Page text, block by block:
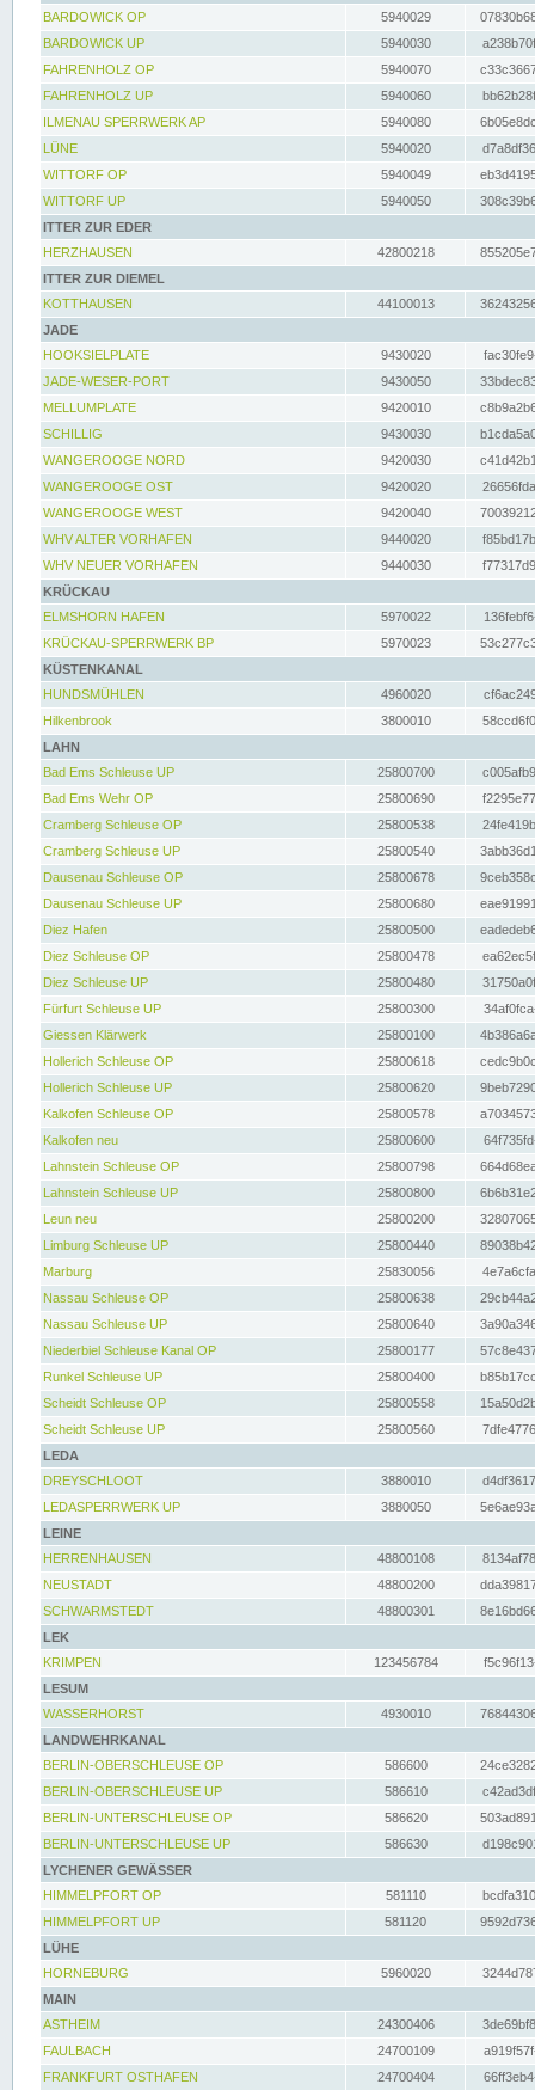
BARDOWICK OP
5940029
BARDOWICK UP
5940030
FAHRENHOLZ OP
5940070
FAHRENHOLZ UP
5940060
ILMENAU SPERRWERK AP
5940080
LÜNE
5940020
WITTORF OP
5940049
WITTORF UP
5940050
ITTER ZUR EDER
HERZHAUSEN
42800218
ITTER ZUR DIEMEL
KOTTHAUSEN
44100013
JADE
HOOKSIELPLATE
9430020
JADE-WESER-PORT
9430050
MELLUMPLATE
9420010
SCHILLIG
9430030
WANGEROOGE NORD
9420030
WANGEROOGE OST
9420020
WANGEROOGE WEST
9420040
WHV ALTER VORHAFEN
9440020
WHV NEUER VORHAFEN
9440030
KRÜCKAU
ELMSHORN HAFEN
5970022
KRÜCKAU-SPERRWERK BP
5970023
KÜSTENKANAL
HUNDSMÜHLEN
4960020
Hilkenbrook
3800010
LAHN
Bad Ems Schleuse UP
25800700
Bad Ems Wehr OP
25800690
Cramberg Schleuse OP
25800538
Cramberg Schleuse UP
25800540
Dausenau Schleuse OP
25800678
Dausenau Schleuse UP
25800680
Diez Hafen
25800500
Diez Schleuse OP
25800478
Diez Schleuse UP
25800480
Fürfurt Schleuse UP
25800300
Giessen Klärwerk
25800100
Hollerich Schleuse OP
25800618
Hollerich Schleuse UP
25800620
Kalkofen Schleuse OP
25800578
Kalkofen neu
25800600
Lahnstein Schleuse OP
25800798
Lahnstein Schleuse UP
25800800
Leun neu
25800200
Limburg Schleuse UP
25800440
Marburg
25830056
Nassau Schleuse OP
25800638
Nassau Schleuse UP
25800640
Niederbiel Schleuse Kanal OP
25800177
Runkel Schleuse UP
25800400
Scheidt Schleuse OP
25800558
Scheidt Schleuse UP
25800560
LEDA
DREYSCHLOOT
3880010
LEDASPERRWERK UP
3880050
LEINE
HERRENHAUSEN
48800108
NEUSTADT
48800200
SCHWARMSTEDT
48800301
LEK
KRIMPEN
123456784
LESUM
WASSERHORST
4930010
LANDWEHRKANAL
BERLIN-OBERSCHLEUSE OP
586600
BERLIN-OBERSCHLEUSE UP
586610
BERLIN-UNTERSCHLEUSE OP
586620
BERLIN-UNTERSCHLEUSE UP
586630
LYCHENER GEWÄSSER
HIMMELPFORT OP
581110
HIMMELPFORT UP
581120
LÜHE
HORNEBURG
5960020
MAIN
ASTHEIM
24300406
FAULBACH
24700109
FRANKFURT OSTHAFEN
24700404